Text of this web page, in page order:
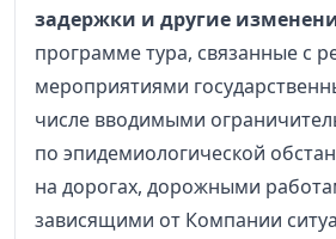
задержки и другие
программе тура, связанные с
мероприятиями
числе вводимыми
по эпидемиологической
на дорогах, дорожными
зависящими от Компании